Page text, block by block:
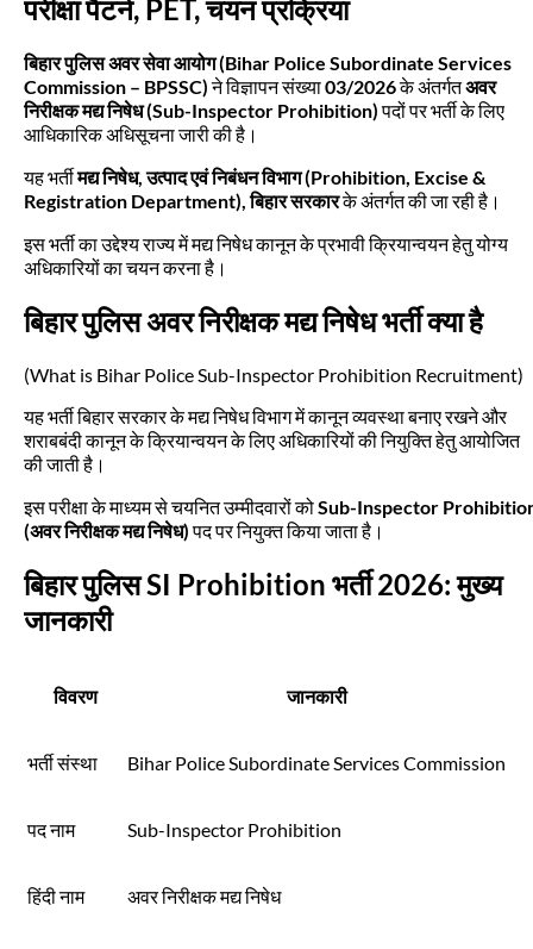
परीक्षा पैटर्न, PET, चयन प्रक्रिया
बिहार पुलिस अवर सेवा आयोग (Bihar Police Subordinate Services
Commission – BPSSC)ने विज्ञापन संख्या03/2026के अंतर्गतअवर
निरीक्षक मद्य निषेध (Sub-Inspector Prohibition)पदों पर भर्ती के लिए
आधिकारिक अधिसूचना जारी की है।
यह भर्तीमद्य निषेध, उत्पाद एवं निबंधन विभाग (Prohibition, Excise &
Registration Department), बिहार सरकारके अंतर्गत की जा रही है।
इस भर्ती का उद्देश्य राज्य में मद्य निषेध कानून के प्रभावी क्रियान्वयन हेतु योग्य
अधिकारियों का चयन करना है।
बिहार पुलिस अवर निरीक्षक मद्य निषेध भर्ती क्या है
(What is Bihar Police Sub-Inspector Prohibition Recruitment)
यह भर्ती बिहार सरकार के मद्य निषेध विभाग में कानून व्यवस्था बनाए रखने और
शराबबंदी कानून के क्रियान्वयन के लिए अधिकारियों की नियुक्ति हेतु आयोजित
की जाती है।
इस परीक्षा के माध्यम से चयनित उम्मीदवारों कोSub-Inspector
(अवर निरीक्षक मद्य निषेध)पद पर नियुक्त किया जाता है।
बिहार पुलिस SI Prohibition भर्ती 2026: मुख्य
जानकारी
विवरण जानकारी
भर्ती संस्था Bihar Police Subordinate Services Commission
पद नाम Sub-Inspector Prohibition
हिंदी नाम अवर निरीक्षक मद्य निषेध